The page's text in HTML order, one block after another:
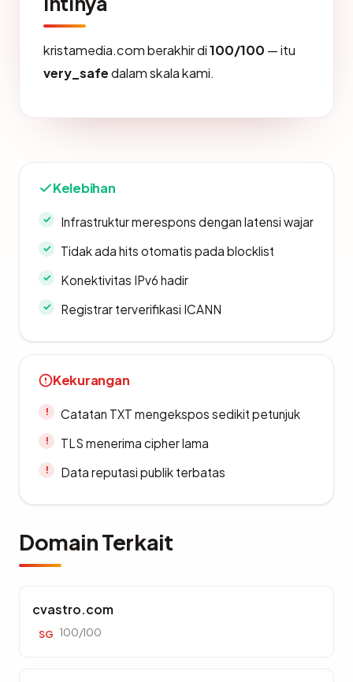
kristamedia.com berakhir di100/100 — itu
very_safedalam skala kami.
Kelebihan
Infrastruktur merespons dengan latensi wajar
Tidak ada hits otomatis pada blocklist
Konektivitas IPv6 hadir
Registrar terverifikasi ICANN
Kekurangan
Catatan TXT mengekspos sedikit petunjuk
TLS menerima cipher lama
Data reputasi publik terbatas
Domain Terkait
cvastro.com
SG 100/100